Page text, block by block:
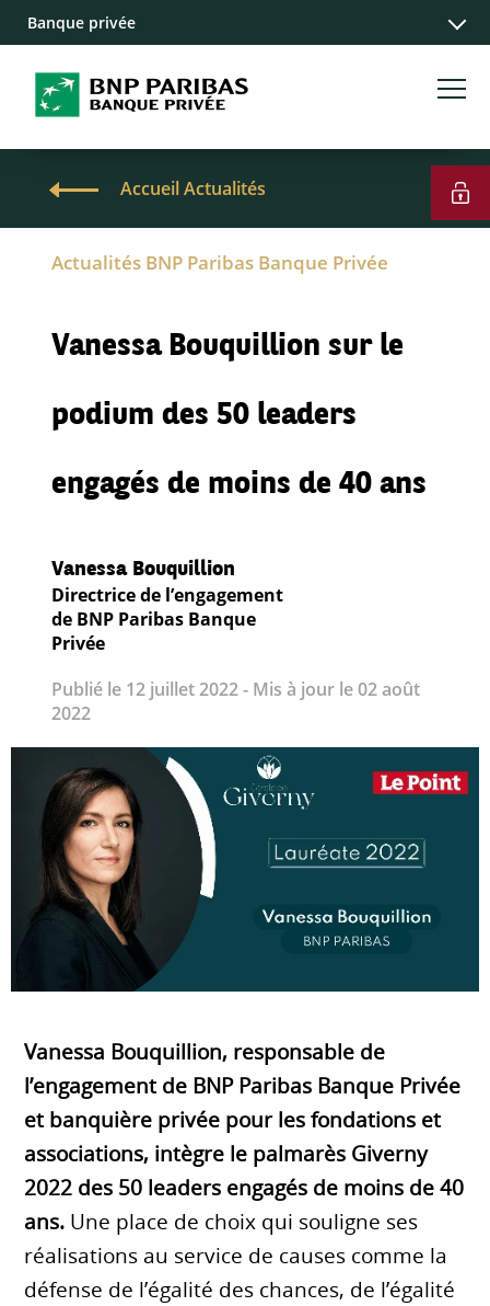
Banque privée
Accueil Actualités
Actualités BNP Paribas Banque Privée
Vanessa Bouquillion sur le
podium des 50 leaders
engagés de moins de 40 ans
Vanessa Bouquillion
Directrice de l’engagement
de BNP Paribas Banque
Privée
Publié le 12 juillet 2022 - Mis à jour le 02 août
2022
Vanessa Bouquillion, responsable de
l’engagement de BNP Paribas Banque Privée
et banquière privée pour les fondations et
associations, intègre le palmarès Giverny
2022 des 50 leaders engagés de moins de 40
ans. Une place de choix qui souligne ses
réalisations au service de causes comme la
défense de l’égalité des chances, de l’égalité